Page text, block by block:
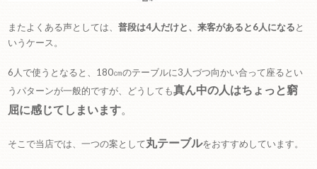
またよくある声としては、普段は4人だけと、来客があると6人になると
いうケース。
6人で使うとなると、180㎝のテーブルに3人づつ向かい合って座るとい
うパターンが一般的ですが、どうしても真ん中の人はちょっと窮
屈に感じてしまいます。
そこで当店では、一つの案として丸テーブルをおすすめしています。